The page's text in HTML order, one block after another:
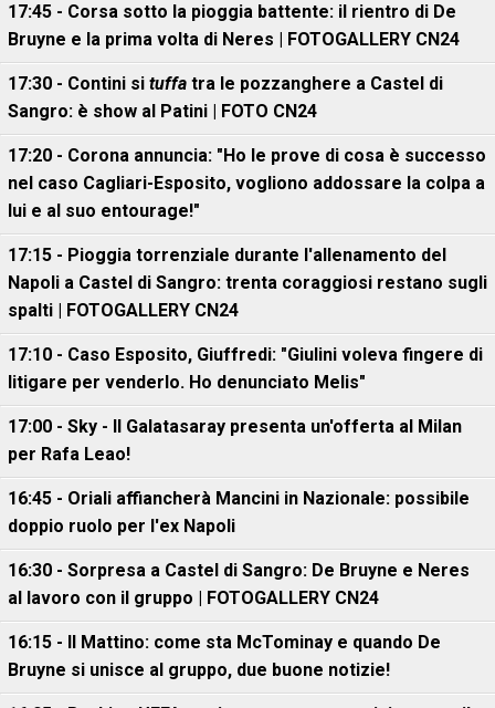
17:45 - Corsa sotto la pioggia battente: il rientro di De
Bruyne e la prima volta di Neres | FOTOGALLERY CN24
17:30 - Contini si tuffa tra le pozzanghere a Castel di
Sangro: è show al Patini | FOTO CN24
17:20 - Corona annuncia: "Ho le prove di cosa è successo
nel caso Cagliari-Esposito, vogliono addossare la colpa a
lui e al suo entourage!"
17:15 - Pioggia torrenziale durante l'allenamento del
Napoli a Castel di Sangro: trenta coraggiosi restano sugli
spalti | FOTOGALLERY CN24
17:10 - Caso Esposito, Giuffredi: "Giulini voleva fingere di
litigare per venderlo. Ho denunciato Melis"
17:00 - Sky - Il Galatasaray presenta un'offerta al Milan
per Rafa Leao!
16:45 - Oriali affiancherà Mancini in Nazionale: possibile
doppio ruolo per l'ex Napoli
16:30 - Sorpresa a Castel di Sangro: De Bruyne e Neres
al lavoro con il gruppo | FOTOGALLERY CN24
16:15 - Il Mattino: come sta McTominay e quando De
Bruyne si unisce al gruppo, due buone notizie!